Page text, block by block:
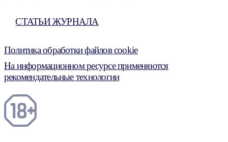
СТАТЬИ ЖУРНАЛА
Политика обработки файлов cookie
На информационном ресурсе применяются
рекомендательные технологии